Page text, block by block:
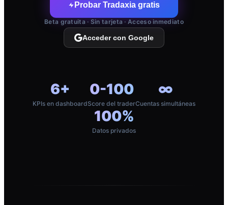
Probar Tradaxia gratis
Beta gratuita · Sin tarjeta · Acceso inmediato
Acceder con Google
6+
KPIs en dashboard
0-100
Score del trader
∞
Cuentas simultáneas
100%
Datos privados